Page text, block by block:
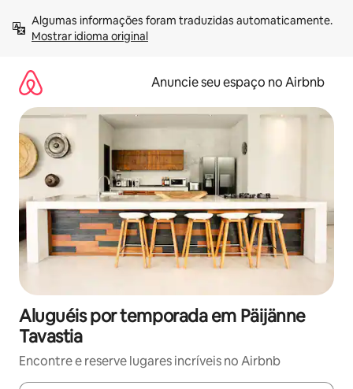
para
Mostrar idioma original
Anuncie seu espaço no Airbnb
Aluguéis por temporada em Päijänne
Tavastia
Encontre e reserve lugares incríveis no Airbnb